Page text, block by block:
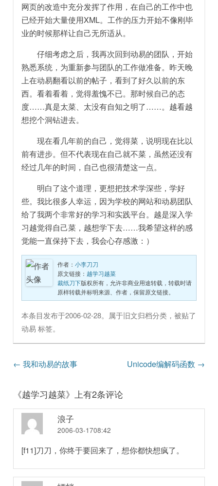
网页的改造中充分发挥了作用，在自己的工作中也
已经开始大量使用XML。工作的压力开始不像刚毕
业的时候那样让自己无所适从。
仔细考虑之后，我再次回到动易的团队，开始
熟悉系统，为重新参与团队的工作做准备。昨天晚
上在动易翻看以前的帖子，看到了好久以前的东
西。看着看着，觉得羞愧不已。那时候自己的态
度……真是太菜、太没有自知之明了……。越看越
想挖个洞钻进去。
现在看几年前的自己，觉得菜，说明现在比以
前有进步。但不代表现在自己就不菜，虽然还没有
经过几年的时间，自己也很清楚这一点。
明白了这个道理，更想把技术学深些，学好
些。我比很多人幸运，因为学校的网站和动易团队
给了我两个非常好的学习和实践平台。越是深入学
习越觉得自己菜，越想学下去……我希望这样的感
觉能一直保持下去，我会心存感激：）
作者：小李刀刀
原文链接： 越学习越菜
裁纸刀下版权所有，允许非商业用途转载，转载时请
原样转载并标明来源、作者，保留原文链接。
本条目发布于2006-02-28。属于旧文归档分类，被贴了
动易 标签。
文章导航
← 我和动易的故事 Unicode编解码函数 →
《越学习越菜》上有2条评论
浪子
2006-03-1708:42
[f11]刀刀，你终于要回来了，想你都快想疯了。